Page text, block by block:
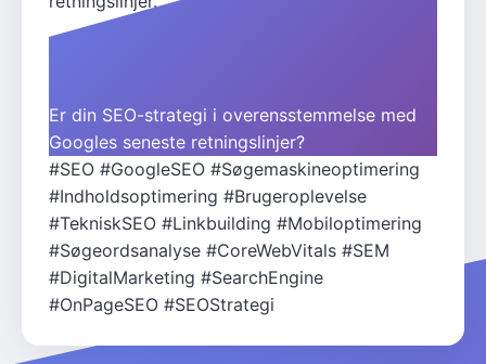
Er din SEO-strategi i overensstemmelse med
Googles seneste retningslinjer?
#SEO #GoogleSEO #Søgemaskineoptimering
#Indholdsoptimering #Brugeroplevelse
#TekniskSEO #Linkbuilding #Mobiloptimering
#Søgeordsanalyse #CoreWebVitals #SEM
#DigitalMarketing #SearchEngine
#OnPageSEO #SEOStrategi